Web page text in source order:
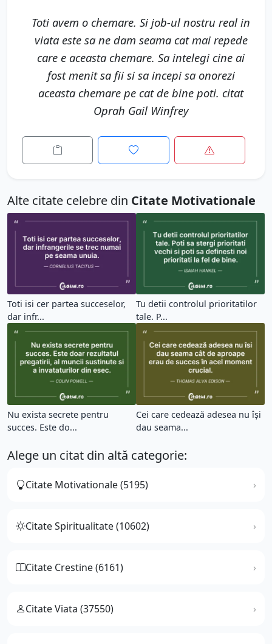
Toti avem o chemare. Si job-ul nostru real in
viata este sa ne dam seama cat mai repede
care e aceasta chemare. Sa intelegi cine ai
fost menit sa fii si sa incepi sa onorezi
aceasta chemare pe cat de bine poti. citat
Oprah Gail Winfrey
Alte citate celebre din Citate Motivationale
Toti isi cer partea succeselor,
dar infr...
Tu detii controlul prioritatilor
tale. P...
Nu exista secrete pentru
succes. Este do...
Cei care cedează adesea nu își
dau seama...
Alege un citat din altă categorie:
Citate Motivationale (5195)
Citate Spiritualitate (10602)
Citate Crestine (6161)
Citate Viata (37550)